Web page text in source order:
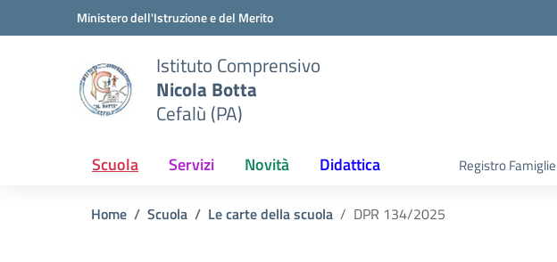
Vai ai contenuti
Vai al menu di navigazioneMinistero dell'Istruzione e del Merito
Istituto Comprensivo
Nicola Botta
Cefalù (PA)
Scuola Servizi Novità Didattica Registro Famiglie
Home Scuola Le carte della scuola DPR 134/2025